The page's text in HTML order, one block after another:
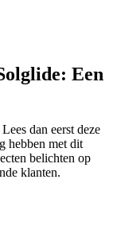
Een
dan eerst deze
hebben met dit
belichten op
klanten.